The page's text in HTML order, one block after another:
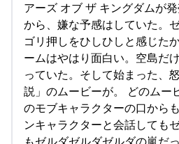
アーズ オブ ザ キングダムが
から、嫌な予感はしていた。
ゴリ押しをひしひしと感じた
ームはやはり面白い。空島だ
っていた。そして始まった、
説」のムービーが。 どのムー
のモブキャラクターの口から
ンキャラクターと会話しても